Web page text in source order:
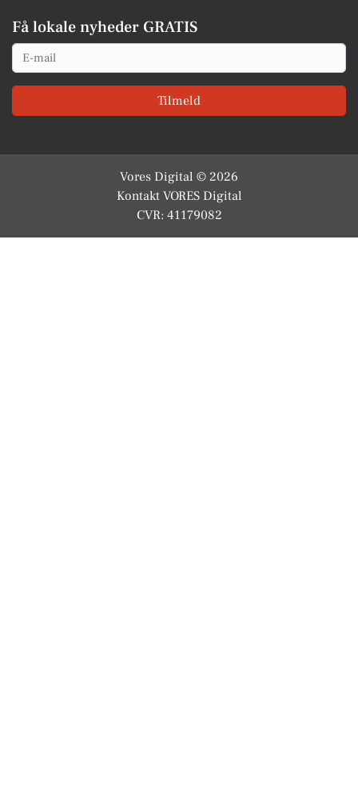
Få lokale nyheder GRATIS
Email
Tilmeld
Vores Digital © 2026
Kontakt VORES Digital
CVR: 41179082